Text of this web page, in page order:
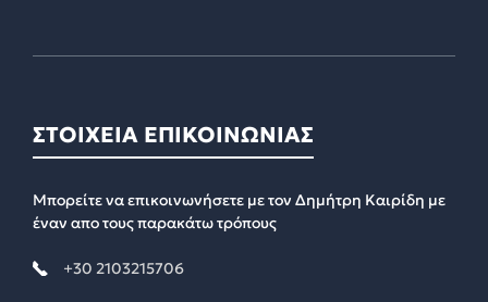
ΣΤΟΙΧΕΙΑ ΕΠΙΚΟΙΝΩΝΙΑΣ
Μπορείτε να επικοινωνήσετε με τον Δημήτρη Καιρίδη με
έναν απο τους παρακάτω τρόπους
+30 2103215706